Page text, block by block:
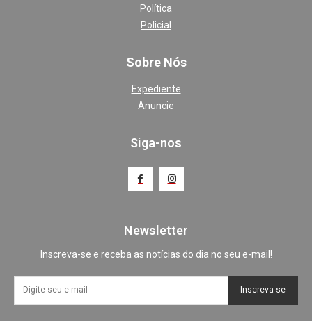
Política
Policial
Sobre Nós
Expediente
Anuncie
Siga-nos
Newsletter
Inscreva-se e receba as notícias do dia no seu e-mail!
Inscreva-se